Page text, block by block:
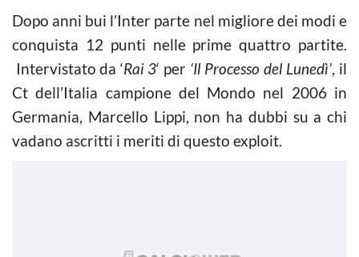
Dopo anni bui l’Inter parte nel migliore dei modi e
conquista 12 punti nelle prime quattro partite.
Intervistato da ‘Rai 3‘ per ‘Il Processo del Lunedì’, il
Ct dell’Italia campione del Mondo nel 2006 in
Germania, Marcello Lippi, non ha dubbi su a chi
vadano ascritti i meriti di questo exploit.